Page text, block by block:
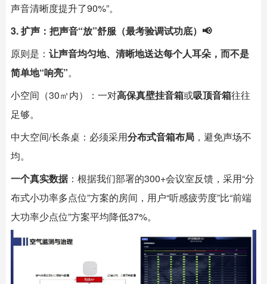
声音清晰度提升了90%”。
3. 扩声：把声音“放”舒服（最考验调试功底）📢
原则是： 让声音均匀地、清晰地送达每个人耳朵，而不是
简单地“响亮”。
小空间（30㎡内）：一对高保真壁挂音箱或吸顶音箱往往
足够。
中大空间/长条桌：必须采用分布式音箱布局 ，避免声场不
均。
一个真实数据：根据我们部署的300+会议室反馈，采用“分
布式小功率多点位”方案的房间，用户“听感疲劳度”比“前端
大功率少点位”方案平均降低37%。